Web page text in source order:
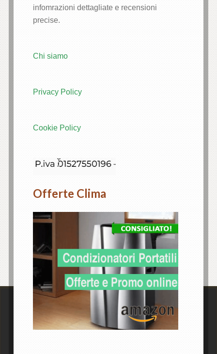
infomrazioni dettagliate e recensioni
precise.
Chi siamo
Privacy Policy
Cookie Policy
Offerte Clima